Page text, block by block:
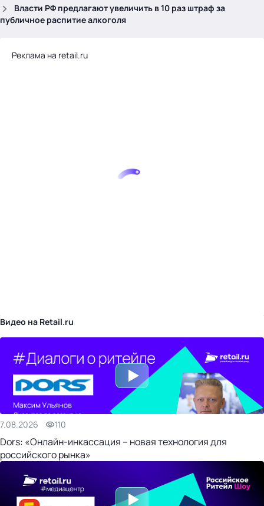
Власти РФ предлагают увеличить в 10 раз штраф за
публичное распитие алкоголя
Реклама на retail.ru
Видео на Retail.ru
7.08.2026 110
Dors: «Онлайн-инкассация – новая технология для
российского рынка»